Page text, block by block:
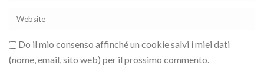
Do il mio consenso affinché un cookie salvi i miei dati
(nome, email, sito web) per il prossimo commento.